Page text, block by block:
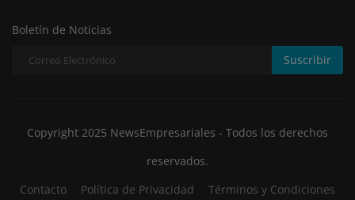
Boletín de Noticias
Suscribir
Copyright 2025 NewsEmpresariales - Todos los derechos
reservados.
Contacto
Política de Privacidad Términos y Condiciones